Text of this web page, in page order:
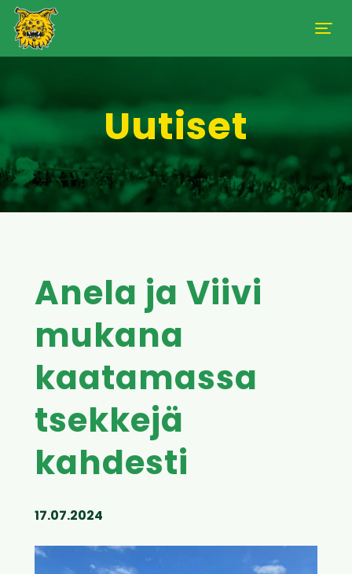
Uutiset
Anela ja Viivi
mukana
kaatamassa
tsekkejä
kahdesti
17.07.2024